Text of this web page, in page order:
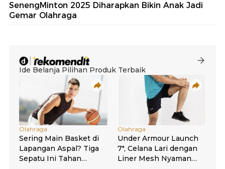
SenengMinton 2025 Diharapkan Bikin Anak Jadi
Gemar Olahraga